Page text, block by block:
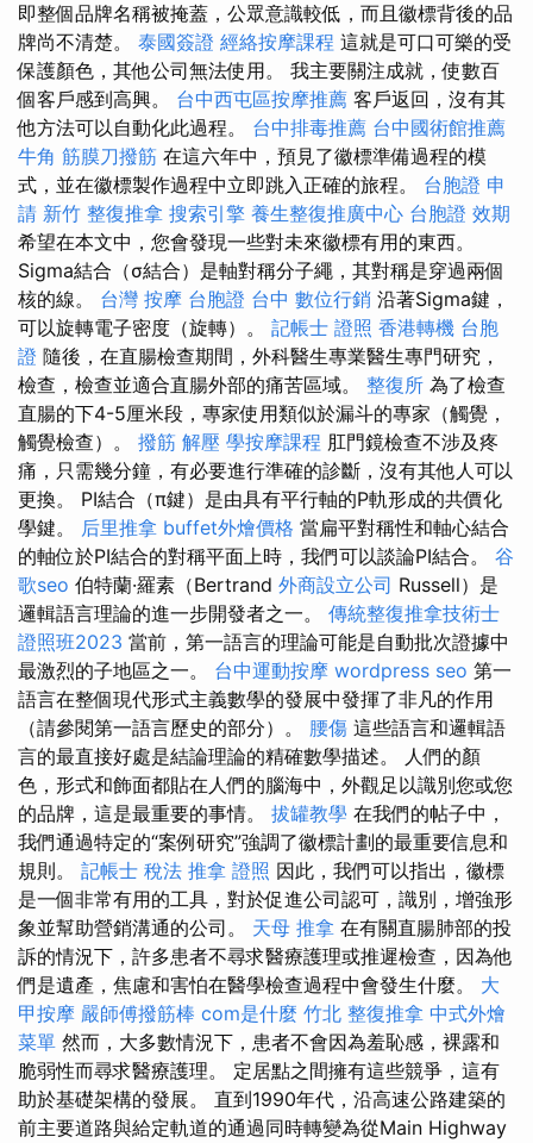
即整個品牌名稱被掩蓋，公眾意識較低，而且徽標背後的品
牌尚不清楚。 泰國簽證 經絡按摩課程 這就是可口可樂的受
保護顏色，其他公司無法使用。 我主要關注成就，使數百
個客戶感到高興。 台中西屯區按摩推薦 客戶返回，沒有其
他方法可以自動化此過程。 台中排毒推薦 台中國術館推薦
牛角 筋膜刀撥筋 在這六年中，預見了徽標準備過程的模
式，並在徽標製作過程中立即跳入正確的旅程。 台胞證 申
請 新竹 整復推拿 搜索引擎 養生整復推廣中心 台胞證 效期
希望在本文中，您會發現一些對未來徽標有用的東西。
Sigma結合（σ結合）是軸對稱分子繩，其對稱是穿過兩個
核的線。 台灣 按摩 台胞證 台中 數位行銷 沿著Sigma鍵，
可以旋轉電子密度（旋轉）。 記帳士 證照 香港轉機 台胞
證 隨後，在直腸檢查期間，外科醫生專業醫生專門研究，
檢查，檢查並適合直腸外部的痛苦區域。 整復所 為了檢查
直腸的下4-5厘米段，專家使用類似於漏斗的專家（觸覺，
觸覺檢查）。 撥筋 解壓 學按摩課程 肛門鏡檢查不涉及疼
痛，只需幾分鐘，有必要進行準確的診斷，沒有其他人可以
更換。 PI結合（π鍵）是由具有平行軸的P軌形成的共價化
學鍵。 后里推拿 buffet外燴價格 當扁平對稱性和軸心結合
的軸位於PI結合的對稱平面上時，我們可以談論PI結合。 谷
歌seo 伯特蘭·羅素（Bertrand 外商設立公司 Russell）是
邏輯語言理論的進一步開發者之一。 傳統整復推拿技術士
證照班2023 當前，第一語言的理論可能是自動批次證據中
最激烈的子地區之一。 台中運動按摩 wordpress seo 第一
語言在整個現代形式主義數學的發展中發揮了非凡的作用
（請參閱第一語言歷史的部分）。 腰傷 這些語言和邏輯語
言的最直接好處是結論理論的精確數學描述。 人們的顏
色，形式和飾面都貼在人們的腦海中，外觀足以識別您或您
的品牌，這是最​​重要的事情。 拔罐教學 在我們的帖子中，
我們通過特定的“案例研究”強調了徽標計劃的最重要信息和
規則。 記帳士 稅法 推拿 證照 因此，我們可以指出，徽標
是一個非常有用的工具，對於促進公司認可，識別，增強形
象並幫助營銷溝通的公司。 天母 推拿 在有關直腸肺部的投
訴的情況下，許多患者不尋求醫療護理或推遲檢查，因為他
們是遺產，焦慮和害怕在醫學檢查過程中會發生什麼。 大
甲按摩 嚴師傅撥筋棒 com是什麼 竹北 整復推拿 中式外燴
菜單 然而，大多數情況下，患者不會因為羞恥感，裸露和
脆弱性而尋求醫療護理。 定居點之間擁有這些競爭，這有
助於基礎架構的發展。 直到1990年代，沿高速公路建築的
前主要道路與給定軌道的通過同時轉變為從Main Highway